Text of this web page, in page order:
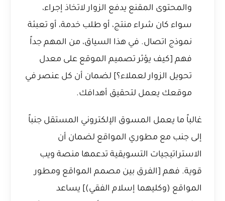
والمحتوى المقنع يدفع الزوار لاتخاذ إجراء،
سواء كان شراء منتج، أو طلب خدمة، أو تعبئة
نموذج اتصال. في هذا السياق، من المهم جداً
فهم [كيف يؤثر تصميم الموقع على معدل
تحويل الزوار لعملاء؟] لضمان أن كل عنصر في
موقعك يعمل لتحقيق أهدافك.
غالباً ما يعمل المسوق الإلكتروني المستقل جنباً
إلى جنب مع مطوري المواقع لضمان أن
الاستراتيجيات التسويقية تدعمها منصة ويب
قوية. فهم [الفرق بين مصمم المواقع ومطور
المواقع (وكليهما إسلام الفقي)] يساعد